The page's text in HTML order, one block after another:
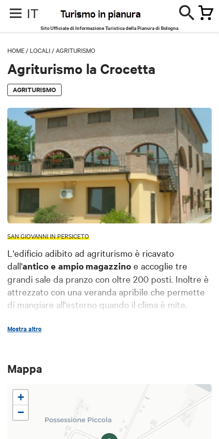
IT
Sito Ufficiale di Informazione Turistica della Pianura di Bologna
HOME / LOCALI /AGRITURISMO
Agriturismo la Crocetta
AGRITURISMO
SAN GIOVANNI IN PERSICETO
L'edificio adibito ad agriturismo è ricavato
dall'antico e ampio magazzino e accoglie tre
grandi sale da pranzo con oltre 200 posti. Inoltre è
attrezzato con una veranda apribile che permette
di mangiare all'esterno quando il clima è mite.
sessanta persone e di un secondo punto di ristoro
utilizzato per happy hour e aperitivi con stuzzichini
e gnocco fritto. Possibilità di scegliere anche il
menù degustazione (sui 25 euro).
In possesso del marchio di qualitàDegustiBo
Mostra altro
Mappa
+
−